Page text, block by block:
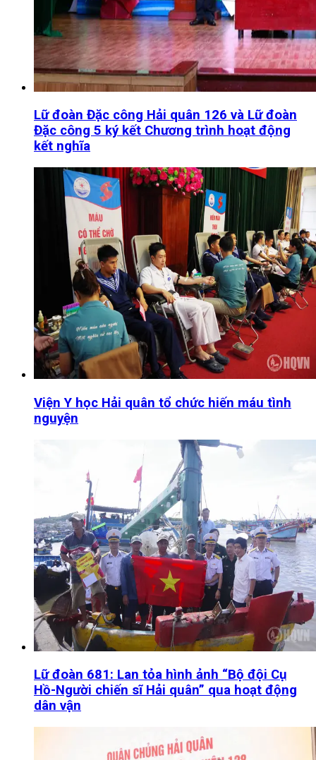
Lữ đoàn Đặc công Hải quân 126 và Lữ đoàn
Đặc công 5 ký kết Chương trình hoạt động
kết nghĩa
Viện Y học Hải quân tổ chức hiến máu tình
nguyện
Lữ đoàn 681: Lan tỏa hình ảnh “Bộ đội Cụ
Hồ-Người chiến sĩ Hải quân” qua hoạt động
dân vận